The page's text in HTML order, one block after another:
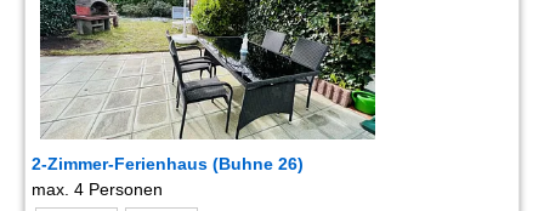
2-Zimmer-Ferienhaus (Buhne 26)
max. 4 Personen